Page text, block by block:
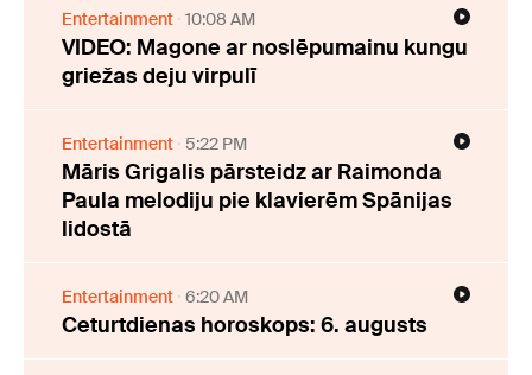
Entertainment 10:08 AM
VIDEO: Magone ar noslēpumainu kungu
griežas deju virpulī
Entertainment 5:22 PM
Māris Grigalis pārsteidz ar Raimonda
Paula melodiju pie klavierēm Spānijas
lidostā
Entertainment 6:20 AM
Ceturtdienas horoskops: 6. augusts